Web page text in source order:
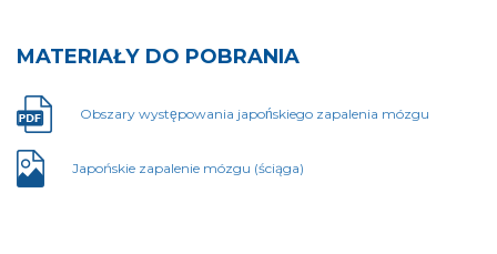
MATERIAŁY DO POBRANIA
Obszary występowania japońskiego zapalenia mózgu
Plik
się
w
Japońskie zapalenie mózgu (ściąga)
Plik